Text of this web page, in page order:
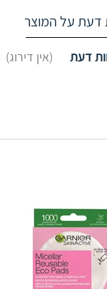
דעת על המוצר
דעת (אין דירוג)